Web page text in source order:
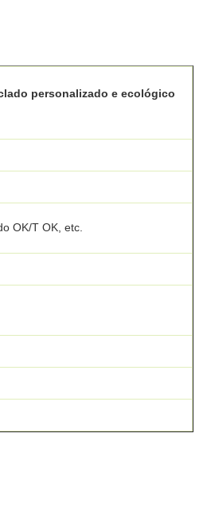
personalizado e ecológico
OK/T OK, etc.